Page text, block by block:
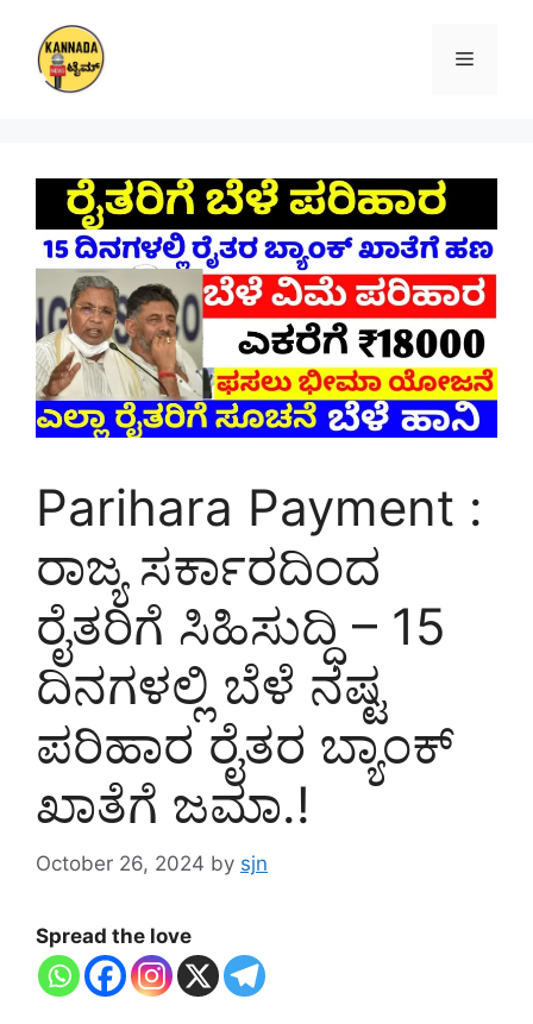
content
Menu
Parihara Payment :
ರಾಜ್ಯ ಸರ್ಕಾರದಿಂದ
ರೈತರಿಗೆ ಸಿಹಿಸುದ್ಧಿ – 15
ದಿನಗಳಲ್ಲಿ ಬೆಳೆ ನಷ್ಟ
ಪರಿಹಾರ ರೈತರ ಬ್ಯಾಂಕ್
ಖಾತೆಗೆ ಜಮಾ.!
October 26, 2024 by sjn
Spread the love